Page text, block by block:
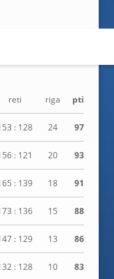
reti riga pti
: 128 24 97
: 121 20 93
: 139 18 91
: 136 15 88
: 129 13 86
: 128 10 83